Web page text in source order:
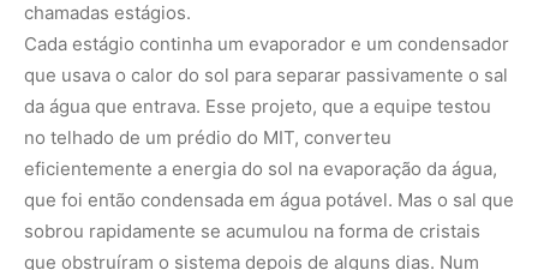
chamadas estágios.
Cada estágio continha um evaporador e um condensador
que usava o calor do sol para separar passivamente o sal
da água que entrava. Esse projeto, que a equipe testou
no telhado de um prédio do MIT, converteu
eficientemente a energia do sol na evaporação da água,
que foi então condensada em água potável. Mas o sal que
sobrou rapidamente se acumulou na forma de cristais
que obstruíram o sistema depois de alguns dias. Num